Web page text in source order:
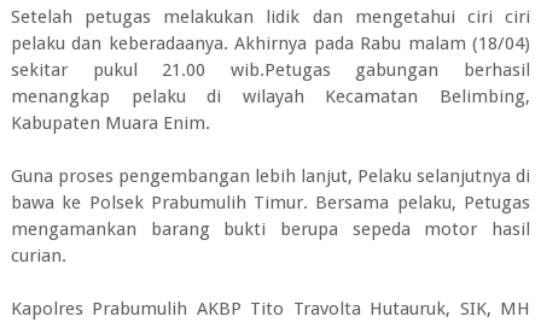
Setelah petugas melakukan lidik dan mengetahui ciri ciri
pelaku dan keberadaanya. Akhirnya pada Rabu malam (18/04)
sekitar pukul 21.00 wib.Petugas gabungan berhasil
menangkap pelaku di wilayah Kecamatan Belimbing,
Kabupaten Muara Enim.
Guna proses pengembangan lebih lanjut, Pelaku selanjutnya di
bawa ke Polsek Prabumulih Timur. Bersama pelaku, Petugas
mengamankan barang bukti berupa sepeda motor hasil
curian.
Kapolres Prabumulih AKBP Tito Travolta Hutauruk, SIK, MH